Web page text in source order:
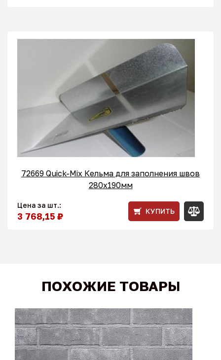
72669 Quick-Mix Кельма для заполнения швов
280x190мм
Цена за шт.:
3 768,15 ₽ КУПИТЬ
ПОХОЖИЕ ТОВАРЫ